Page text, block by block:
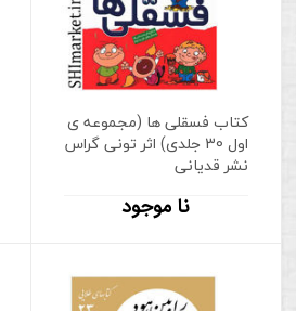
کتاب فسقلی ها (مجموعه ی
اول 30 جلدی) اثر تونی گراس
نشر قدیانی
نا موجود